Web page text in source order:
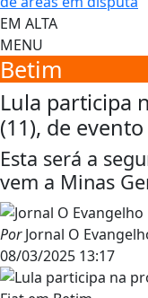
EM ALTA
MENU
Betim
Lula participa
(11), de
Esta será a
vem a Minas
PorJornal O
08/03/2025 13:17